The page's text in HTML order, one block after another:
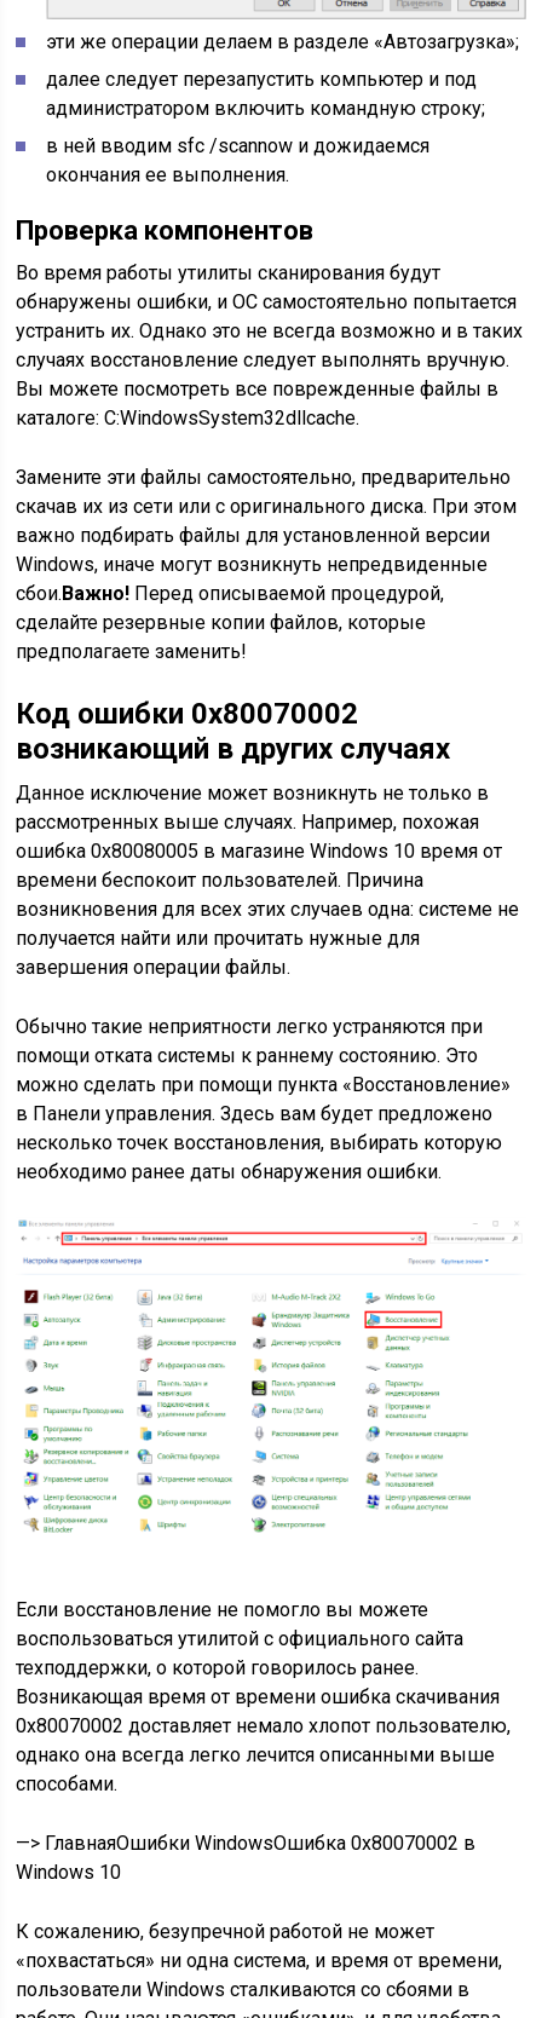
эти же операции делаем в разделе «Автозагрузка»;
далее следует перезапустить компьютер и под
администратором включить командную строку;
в ней вводим sfc /scannow и дожидаемся
окончания ее выполнения.
Проверка компонентов
Во время работы утилиты сканирования будут
обнаружены ошибки, и ОС самостоятельно попытается
устранить их. Однако это не всегда возможно и в таких
случаях восстановление следует выполнять вручную.
Вы можете посмотреть все поврежденные файлы в
каталоге: C:WindowsSystem32dllcache.
Замените эти файлы самостоятельно, предварительно
скачав их из сети или с оригинального диска. При этом
важно подбирать файлы для установленной версии
Windows, иначе могут возникнуть непредвиденные
сбои.Важно! Перед описываемой процедурой,
сделайте резервные копии файлов, которые
предполагаете заменить!
Код ошибки 0x80070002
возникающий в других случаях
Данное исключение может возникнуть не только в
рассмотренных выше случаях. Например, похожая
ошибка 0x80080005 в магазине Windows 10 время от
времени беспокоит пользователей. Причина
возникновения для всех этих случаев одна: системе не
получается найти или прочитать нужные для
завершения операции файлы.
Обычно такие неприятности легко устраняются при
помощи отката системы к раннему состоянию. Это
можно сделать при помощи пункта «Восстановление»
в Панели управления. Здесь вам будет предложено
несколько точек восстановления, выбирать которую
необходимо ранее даты обнаружения ошибки.
Если восстановление не помогло вы можете
воспользоваться утилитой с официального сайта
техподдержки, о которой говорилось ранее.
Возникающая время от времени ошибка скачивания
0x80070002 доставляет немало хлопот пользователю,
однако она всегда легко лечится описанными выше
способами.
—> ГлавнаяОшибки WindowsОшибка 0x80070002 в
Windows 10
К сожалению, безупречной работой не может
«похвастаться» ни одна система, и время от времени,
пользователи Windows сталкиваются со сбоями в